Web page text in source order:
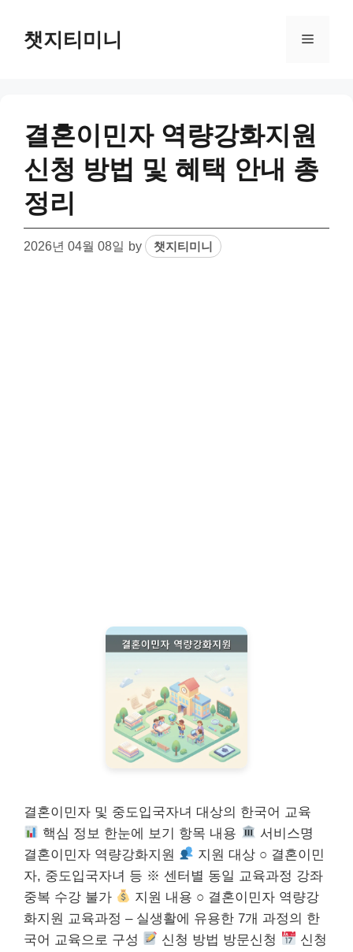
content챗지티미니 Menu
결혼이민자 역량강화지원
신청 방법 및 혜택 안내 총
정리
2026년 04월 08일 by 챗지티미니
결혼이민자 및 중도입국자녀 대상의 한국어 교육
핵심 정보 한눈에 보기 항목 내용
서비스명
결혼이민자 역량강화지원
지원 대상 ○ 결혼이민
자, 중도입국자녀 등 ※ 센터별 동일 교육과정 강좌
중복 수강 불가
지원 내용 ○ 결혼이민자 역량강
화지원 교육과정 – 실생활에 유용한 7개 과정의 한
국어 교육으로 구성
신청 방법 방문신청
신청